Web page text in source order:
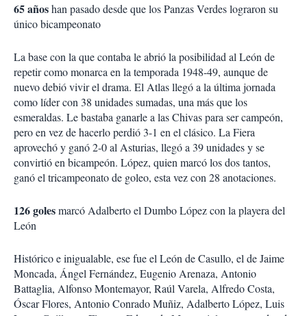
65 añoshan pasado desde que los Panzas Verdes lograron su
único bicampeonato
La base con la que contaba le abrió la posibilidad al León de
repetir como monarca en la temporada 1948-49, aunque de
nuevo debió vivir el drama. El Atlas llegó a la última jornada
como líder con 38 unidades sumadas, una más que los
esmeraldas. Le bastaba ganarle a las Chivas para ser campeón,
pero en vez de hacerlo perdió 3-1 en el clásico. La Fiera
aprovechó y ganó 2-0 al Asturias, llegó a 39 unidades y se
convirtió en bicampeón. López, quien marcó los dos tantos,
ganó el tricampeonato de goleo, esta vez con 28 anotaciones.
126 golesmarcó Adalberto el Dumbo López con la playera del
León
Histórico e inigualable, ese fue el León de Casullo, el de Jaime
Moncada, Ángel Fernández, Eugenio Arenaza, Antonio
Battaglia, Alfonso Montemayor, Raúl Varela, Alfredo Costa,
Óscar Flores, Antonio Conrado Muñiz, Adalberto López, Luis